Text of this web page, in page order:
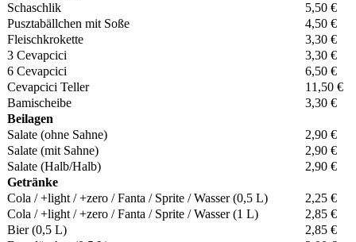
Schaschlik
5,50 €
Pusztabällchen mit Soße
4,50 €
Fleischkrokette
3,30 €
3 Cevapcici
3,30 €
6 Cevapcici
6,50 €
Cevapcici Teller
11,50 €
Bamischeibe
3,30 €
Beilagen
Salate (ohne Sahne)
2,90 €
Salate (mit Sahne)
2,90 €
Salate (Halb/Halb)
2,90 €
Getränke
Cola / +light / +zero / Fanta / Sprite / Wasser (0,5 L)
2,25 €
Cola / +light / +zero / Fanta / Sprite / Wasser (1 L)
2,85 €
Bier (0,5 L)
2,85 €